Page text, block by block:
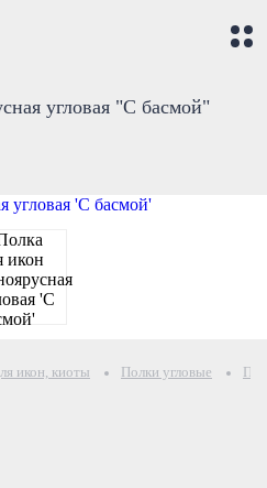
угловая "С басмой"
икон, киоты Полки угловые